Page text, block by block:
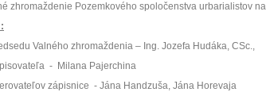
zhromaždenie Pozemkového spoločenstva urbarialistov
Valného zhromaždenia – Ing. Jozefa Hudáka, CSc.,
- Milana Pajerchina
zápisnice - Jána Handzuša, Jána Horevaja